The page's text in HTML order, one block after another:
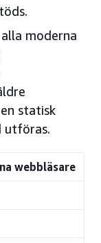
moderna
statisk
utföras.
webbläsare